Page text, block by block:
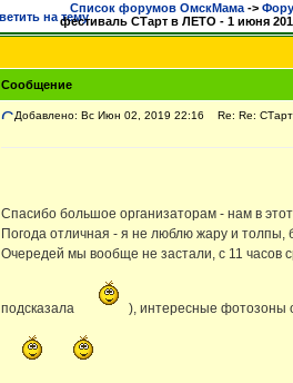
Список форумов ОмскМама ->
фестиваль СТарт в ЛЕТО - 1 июня
Сообщение
Добавлено: Вс Июн 02, 2019 22:16 Re: Re:
Спасибо большое организаторам - нам в
Погода отличная - я не люблю жару и
Очередей мы вообще не застали, с 11 часов
подсказала ), интересные фотозоны